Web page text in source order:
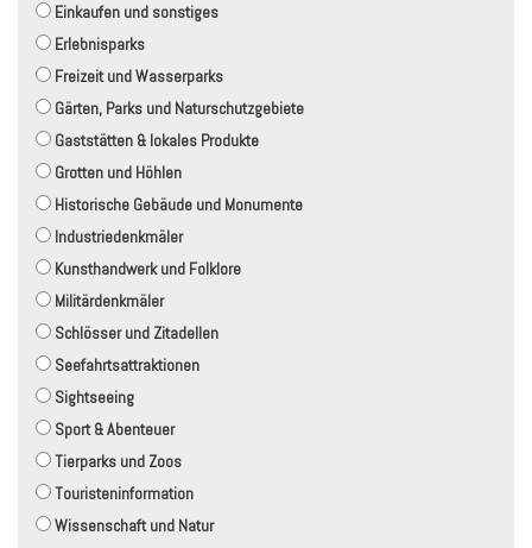
Einkaufen und sonstiges
Erlebnisparks
Freizeit und Wasserparks
Gärten, Parks und Naturschutzgebiete
Gaststätten & lokales Produkte
Grotten und Höhlen
Historische Gebäude und Monumente
Industriedenkmäler
Kunsthandwerk und Folklore
Militärdenkmäler
Schlösser und Zitadellen
Seefahrtsattraktionen
Sightseeing
Sport & Abenteuer
Tierparks und Zoos
Touristeninformation
Wissenschaft und Natur